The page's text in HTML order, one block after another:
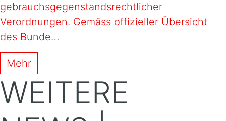
gebrauchsgegenstandsrechtlicher
Verordnungen. Gemäss offizieller Übersicht
des Bunde…
Mehr
WEITERE